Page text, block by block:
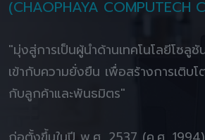
(CHAOPHAYA COMPUTECH
"มุ่งสู่การเป็นผู้นำด้านเทคโนโลยีโซลู
เข้ากับความยั่งยืน เพื่อสร้างการเติบ
กับลูกค้าและพันธมิตร"